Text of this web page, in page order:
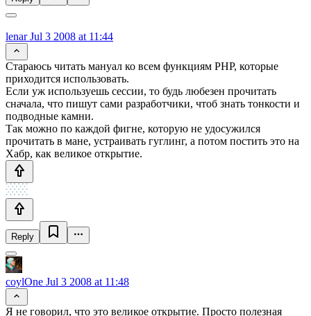
lenarJul 3 2008 at 11:44
Стараюсь читать мануал ко всем функциям PHP, которые
приходится использовать.
Если уж используешь сессии, то будь любезен прочитать
сначала, что пишут сами разработчики, чтоб знать тонкости и
подводные камни.
Так можно по каждой фигне, которую не удосужился
прочитать в мане, устраивать гуглинг, а потом постить это на
Хабр, как великое открытие.
Reply
coylOne Jul 3 2008 at 11:48
Я не говорил, что это великое открытие. Просто полезная